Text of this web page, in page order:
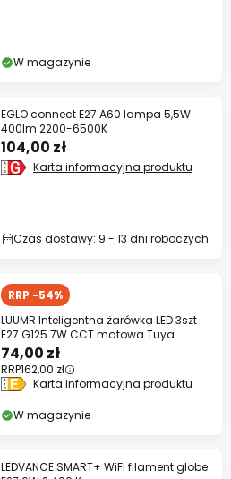
W magazynie
EGLO connect E27 A60 lampa 5,5W
400lm 2200-6500K
104,00 zł
Karta informacyjna produktu
Czas dostawy: 9 - 13 dni roboczych
RRP -54%
LUUMR Inteligentna żarówka LED 3szt
E27 G125 7W CCT matowa Tuya
74,00 zł
RRP162,00 zł
Karta informacyjna produktu
W magazynie
LEDVANCE SMART+ WiFi filament globe